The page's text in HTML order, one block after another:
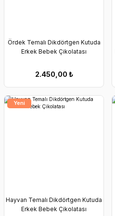
Ördek Temalı Dikdörtgen Kutuda
Erkek Bebek Çikolatası
2.450,00₺
Yeni
Hayvan Temalı Dikdörtgen Kutuda
Erkek Bebek Çikolatası